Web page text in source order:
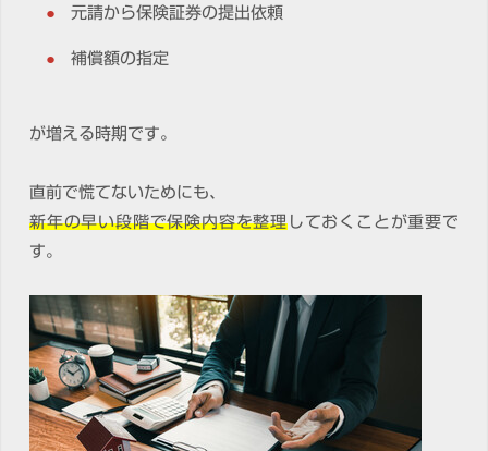
元請から保険証券の提出依頼
補償額の指定
が増える時期です。
直前で慌てないためにも、
新年の早い段階で保険内容を整理しておくことが重要で
す。